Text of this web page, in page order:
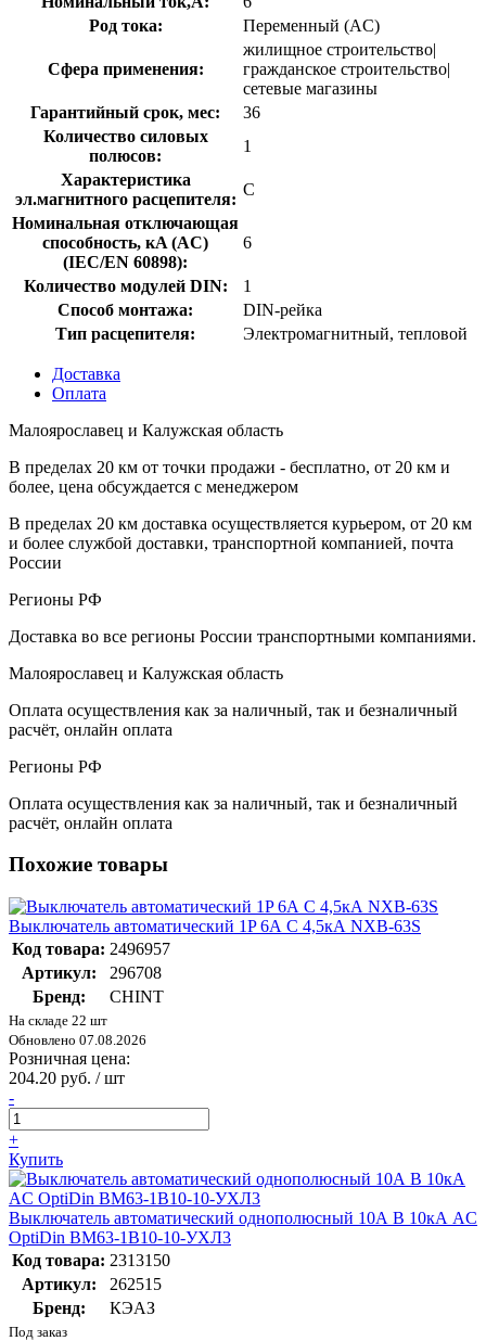
Род тока:
Переменный (AC)
Сфера применения:
жилищное строительство|
гражданское строительство|
сетевые магазины
Гарантийный срок, мес:
36
Количество силовых
полюсов:
1
Характеристика
эл.магнитного расцепителя:
C
Номинальная отключающая
способность, кA (AC)
(IEC/EN 60898):
6
Количество модулей DIN:
1
Способ монтажа:
DIN-рейка
Тип расцепителя:
Электромагнитный, тепловой
Доставка
Оплата
Малоярославец и Калужская область
В пределах 20 км от точки продажи - бесплатно, от 20 км и
более, цена обсуждается с менеджером
В пределах 20 км доставка осуществляется курьером, от 20 км
и более службой доставки, транспортной компанией, почта
России
Регионы РФ
Доставка во все регионы России транспортными компаниями.
Малоярославец и Калужская область
Оплата осуществления как за наличный, так и безналичный
расчёт, онлайн оплата
Регионы РФ
Оплата осуществления как за наличный, так и безналичный
расчёт, онлайн оплата
Похожие товары
Выключатель автоматический 1P 6А C 4,5кА NXB-63S
Код товара: 2496957
Артикул:
296708
Бренд:
CHINT
На складе 22 шт
Обновлено 07.08.2026
Розничная цена:
204.20 руб. / шт
-
+
Купить
Выключатель автоматический однополюсный 10А B 10кА AC
OptiDin BM63-1B10-10-УХЛ3
Код товара: 2313150
Артикул:
262515
Бренд:
КЭАЗ
Под заказ